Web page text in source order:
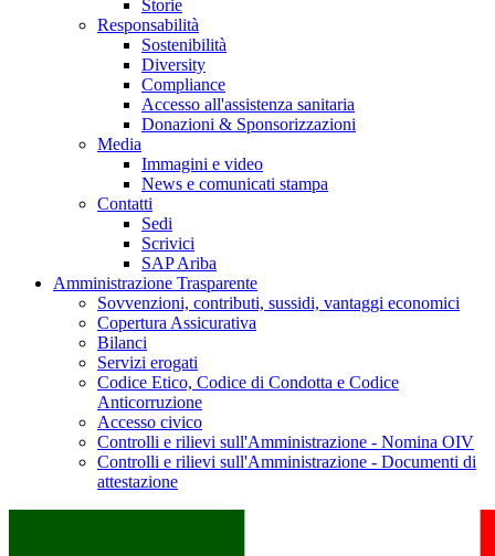
Storie
Responsabilità
Sostenibilità
Diversity
Compliance
Accesso all'assistenza sanitaria
Donazioni & Sponsorizzazioni
Media
Immagini e video
News e comunicati stampa
Contatti
Sedi
Scrivici
SAP Ariba
Amministrazione Trasparente
Sovvenzioni, contributi, sussidi, vantaggi economici
Copertura Assicurativa
Bilanci
Servizi erogati
Codice Etico, Codice di Condotta e Codice
Anticorruzione
Accesso civico
Controlli e rilievi sull'Amministrazione - Nomina OIV
Controlli e rilievi sull'Amministrazione - Documenti di
attestazione